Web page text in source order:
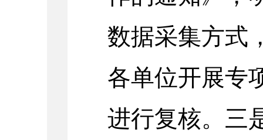
数据采集方式
各单位开展专
进行复核。三